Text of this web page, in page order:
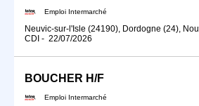
Emploi Intermarché
Neuvic-sur-l'Isle (24190), Dordogne (24),
CDI - 22/07/2026
BOUCHER H/F
Emploi Intermarché